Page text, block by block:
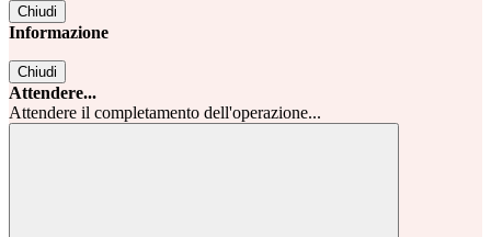
Chiudi
Informazione
Chiudi
Attendere...
Attendere il completamento dell'operazione...